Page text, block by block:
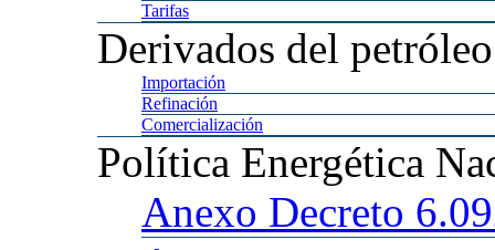
Tarifas
Derivados del petróleo
Importación
Refinación
Comercialización
Política Energética
Anexo Decreto